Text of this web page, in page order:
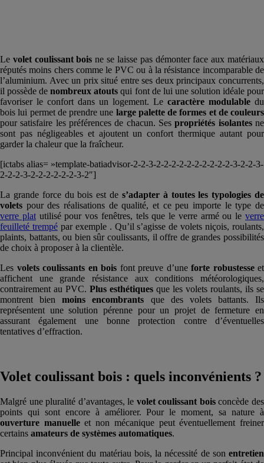
Le volet coulissant bois ne se laisse pas démonter face aux matériaux
réputés moins chers comme le PVC ou à la résistance incomparable de
l’aluminium. Avec un prix situé entre ses deux principaux concurrents,
il possède denombreux atouts qui font de lui une solution idéale pour
favoriser le confort dans un logement. Le caractère modulable du
bois lui permet de prendre une large palette de formes et de couleurs
pour satisfaire les préférences de chacun. Sespropriétés isolantesne
sont pas négligeables et ajoutent un confort thermique autant pour
garder la chaleur que la fraîcheur.
[ictabs alias= »template-batiadvisor-2-2-3-2-2-2-2-2-2-2-2-2-2-3-2-2-3-
2-2-2-3-2-2-2-2-2-2-3-2″]
La grande force du bois est de s’adapter à toutes les typologies de
volets pour des réalisations de qualité, et ce peu importe le type de
verre platutilisé pour vos fenêtres, tels que le verre armé ou leverre
feuilleté trempépar exemple . Qu’il s’agisse de volets niçois, roulants,
plaints, battants, ou bien sûr coulissants, il offre de grandes possibilités
de choix à proposer à la clientèle.
Les volets coulissants en bois font preuve d’une forte robustesseet
affichent une grande résistance aux conditions météorologiques,
contrairement au PVC. Plus esthétiques que les volets roulants, ils se
montrent bienmoins encombrants que des volets battants. Ils
représentent une solution pérenne pour un projet de fermeture en
assurant également une bonne protection contre d’éventuelles
tentatives d’effraction.
Volet coulissant bois : quels inconvénients ?
Malgré une pluralité d’avantages, le volet coulissant boisconcède des
points qui sont encore à améliorer. Pour le moment, sa nature à
ouverture manuelleet non mécanique peut éventuellement freiner
certains amateurs de systèmes automatiques.
Principal inconvénient du matériau bois, la nécessité de son entretien